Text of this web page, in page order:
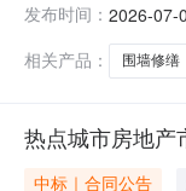
四季青镇
发布时间： 2026-07-
相关产品：
围墙修缮
热点城市房地产
中标｜合同公告